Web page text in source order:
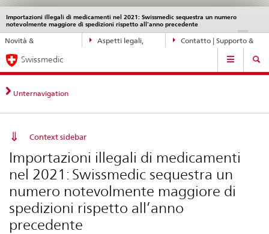
Navigazione
diretta:
novità,
aspetti
legali,
contatto
Novità &
Aspetti legali,
Contatto | Supporto &
Importazioni illegali di medicamenti nel 2021: Swissmedic sequestra un numero
notevolmente maggiore di spedizioni rispetto all’anno precedente
DE IT
Service
navigation
Navigation
Swissmedic
Unternavigation
Context sidebar
Importazioni illegali di medicamenti
nel 2021: Swissmedic sequestra un
numero notevolmente maggiore di
spedizioni rispetto all’anno
precedente